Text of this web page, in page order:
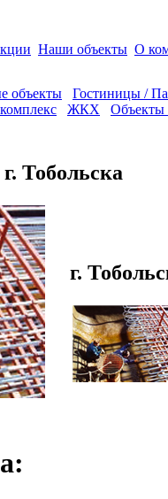
Наши объекты О
объекты
Гостиницы /
ЖКХ Объекты
Тобольска
г.